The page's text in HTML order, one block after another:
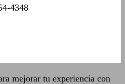
4348
mejorar tu experiencia con